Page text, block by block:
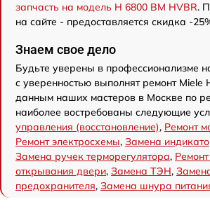
запчасть на модель H 6800 BM HVBR.
на сайте - предоставляется скидка -
Знаем свое дело
Будьте уверены в профессионализме
с уверенностью выполнят ремонт Miele
данным наших мастеров в Москве по
наиболее востребованы следующие
управления (восстановление), Ремонт
Ремонт электросхемы, Замена
Замена ручек терморегулятора,
открывания двери, Замена ТЭН,
предохранителя, Замена шнура